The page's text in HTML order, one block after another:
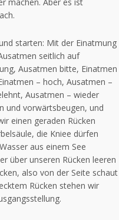
starten: Mit der Einatmung
seitlich auf
Ausatmen bitte, Einatmen
– hoch, Ausatmen –
Ausatmen – wieder
und vorwärtsbeugen, und
einen geraden Rücken
die Kniee dürfen
aus einem See
über unseren Rücken leeren
also von der Seite schaut
Rücken stehen wir